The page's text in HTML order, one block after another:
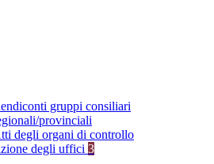
gruppi consiliari
provinciali
degli organi di controllo
degli uffici 3